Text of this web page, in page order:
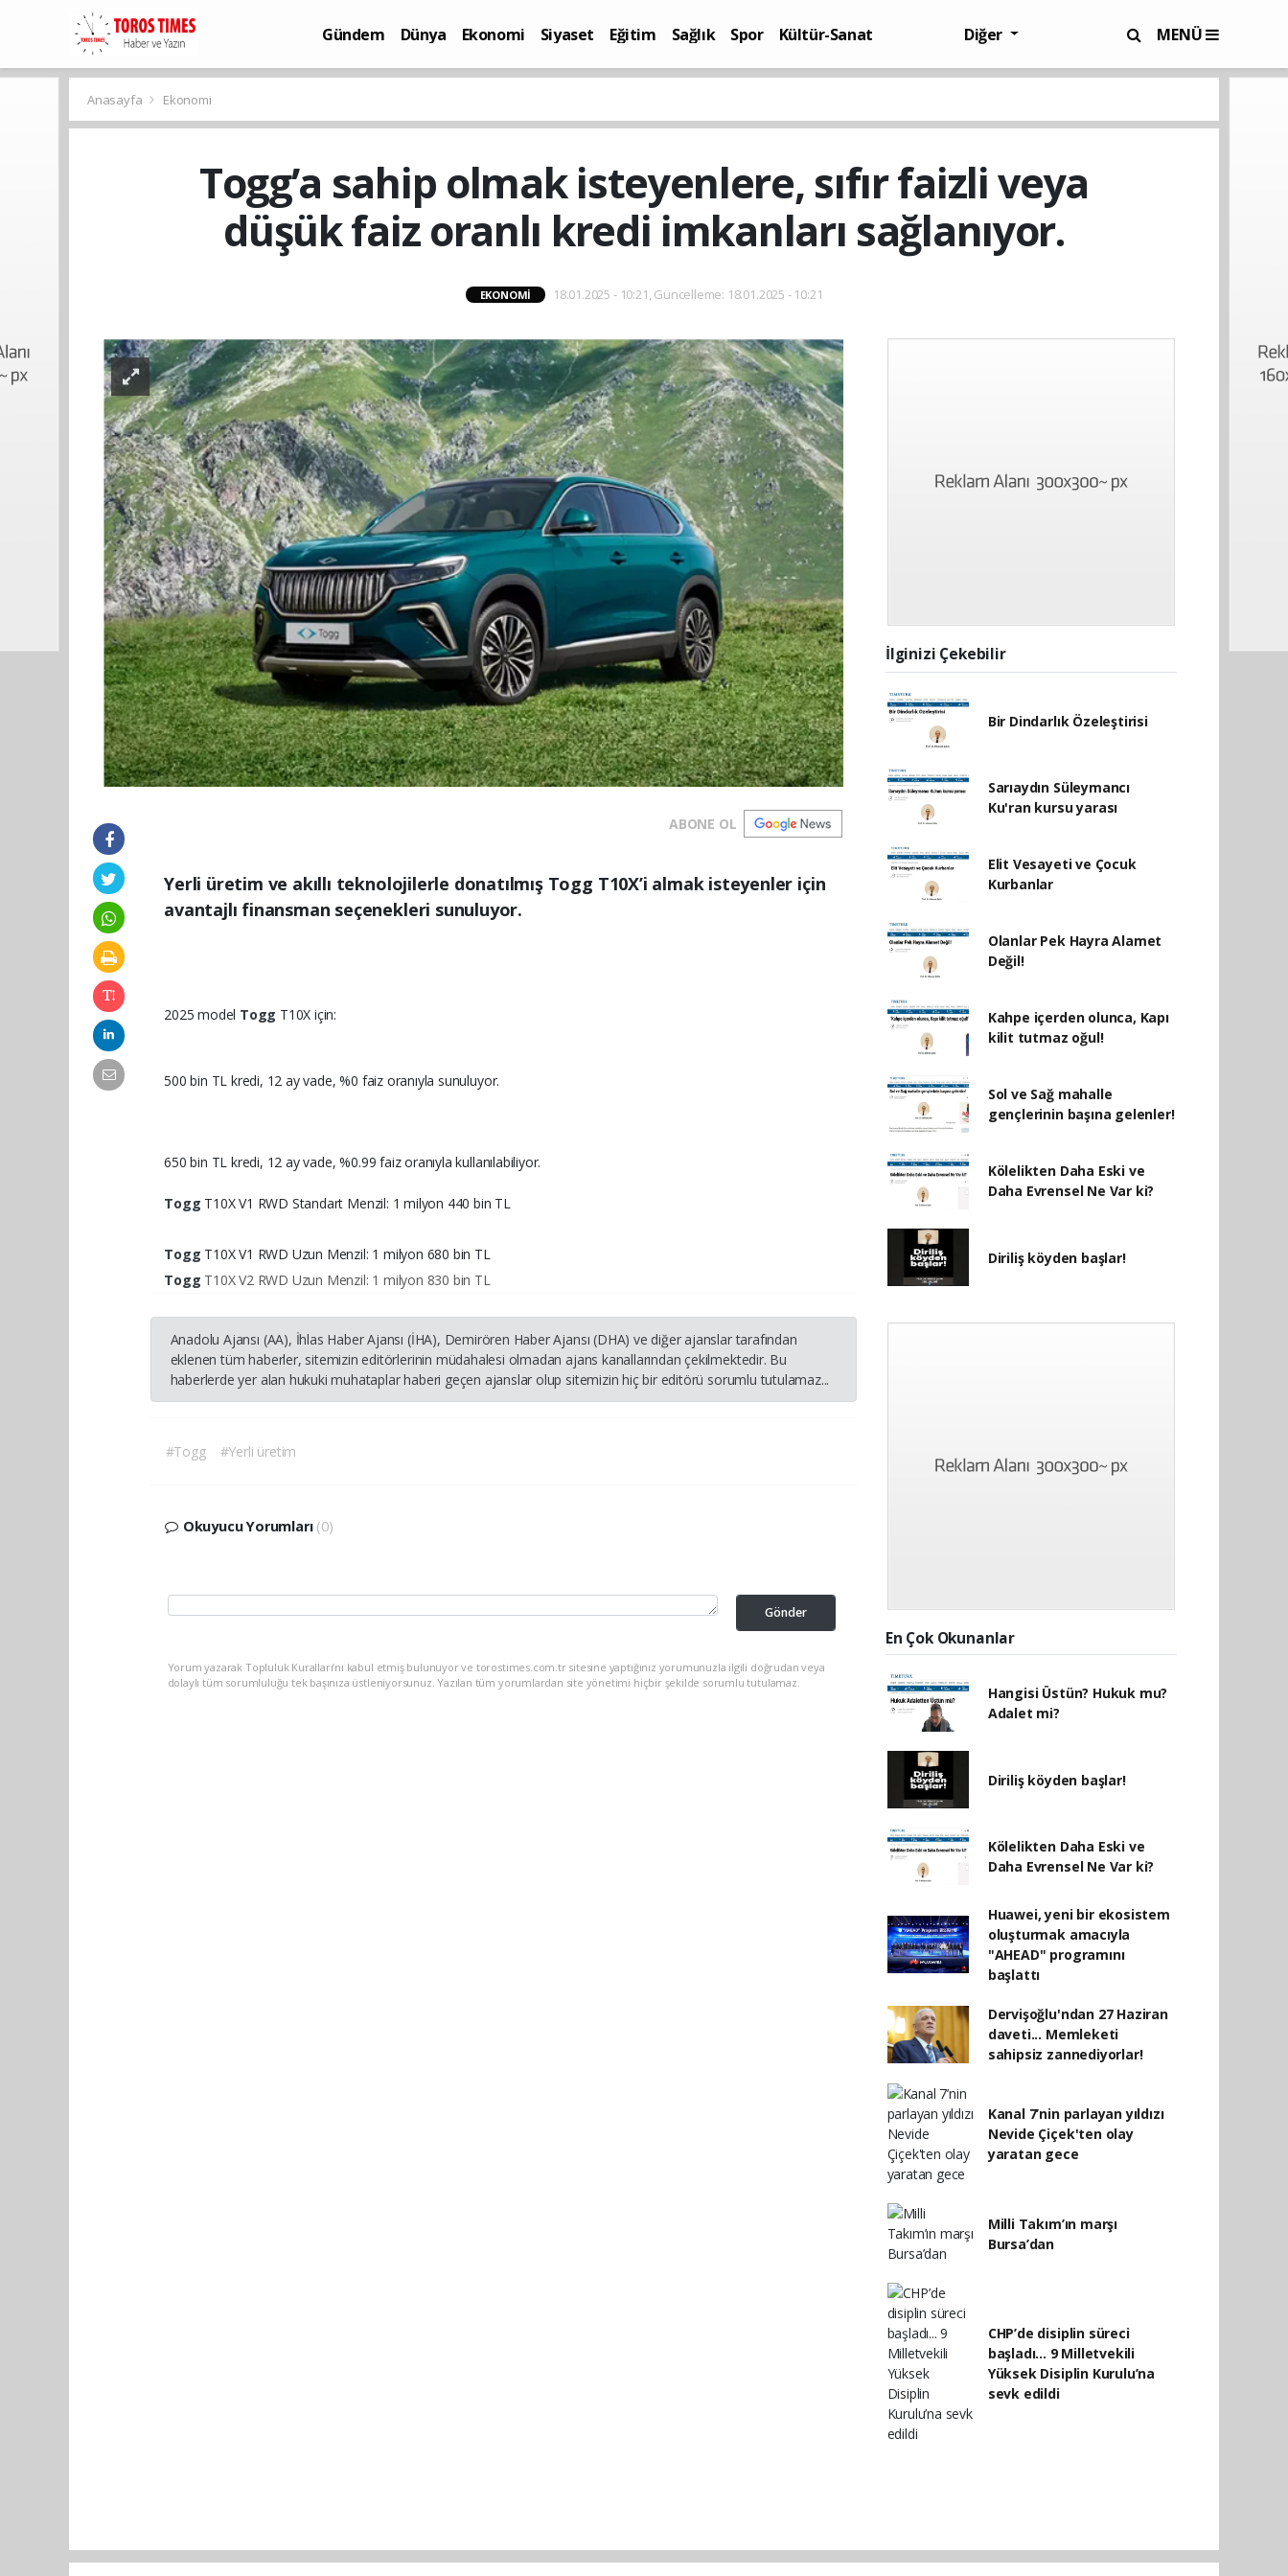
Gündem Dünya Ekonomi Siyaset Eğitim Sağlık Spor
Kültür-Sanat
Diğer MENÜ
Anasayfa Ekonomi
Togg’a sahip olmak isteyenlere, sıfır faizli veya
düşük faiz oranlı kredi imkanları sağlanıyor.
EKONOMI 18.01.2025 - 10:21, Güncelleme: 18.01.2025 - 10:21
ABONE OL
Yerli üretim ve akıllı teknolojilerle donatılmış Togg T10X’i almak isteyenler için
avantajlı finansman seçenekleri sunuluyor.
2025 model Togg T10X için:
500 bin TL kredi, 12 ay vade, %0 faiz oranıyla sunuluyor.
650 bin TL kredi, 12 ay vade, %0.99 faiz oranıyla kullanılabiliyor.
Togg T10X V1 RWD Standart Menzil: 1 milyon 440 bin TL
Togg T10X V1 RWD Uzun Menzil: 1 milyon 680 bin TL
Togg T10X V2 RWD Uzun Menzil: 1 milyon 830 bin TL
Anadolu Ajansı (AA), İhlas Haber Ajansı (İHA), Demirören Haber Ajansı (DHA) ve diğer ajanslar tarafından
eklenen tüm haberler, sitemizin editörlerinin müdahalesi olmadan ajans kanallarından çekilmektedir. Bu
haberlerde yer alan hukuki muhataplar haberi geçen ajanslar olup sitemizin hiç bir editörü sorumlu tutulamaz...
#Togg #Yerli üretim
Okuyucu Yorumları (0)
Gönder
Yorum yazarak Topluluk Kuralları’nı kabul etmiş bulunuyor ve torostimes.com.tr sitesine yaptığınız yorumunuzla ilgili doğrudan veya
dolaylı tüm sorumluluğu tek başınıza üstleniyorsunuz. Yazılan tüm yorumlardan site yönetimi hiçbir şekilde sorumlu tutulamaz.
İlginizi Çekebilir
Bir Dindarlık Özeleştirisi
Sarıaydın Süleymancı
Ku'ran kursu yarası
Elit Vesayeti ve Çocuk
Kurbanlar
Olanlar Pek Hayra Alamet
Değil!
Kahpe içerden olunca, Kapı
kilit tutmaz oğul!
Sol ve Sağ mahalle
gençlerinin başına gelenler!
Kölelikten Daha Eski ve
Daha Evrensel Ne Var ki?
Diriliş köyden başlar!
En Çok Okunanlar
Hangisi Üstün? Hukuk mu?
Adalet mi?
Diriliş köyden başlar!
Kölelikten Daha Eski ve
Daha Evrensel Ne Var ki?
Huawei, yeni bir ekosistem
oluşturmak amacıyla
"AHEAD" programını
başlattı
Dervişoğlu'ndan 27 Haziran
daveti... Memleketi
sahipsiz zannediyorlar!
Kanal 7’nin parlayan yıldızı
Nevide Çiçek'ten olay
yaratan gece
Milli Takım’ın marşı
Bursa’dan
CHP’de disiplin süreci
başladı... 9 Milletvekili
Yüksek Disiplin Kurulu’na
sevk edildi